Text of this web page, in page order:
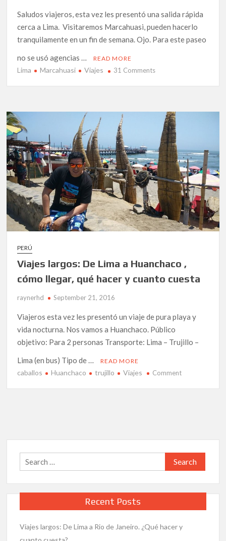
Saludos viajeros, esta vez les presentó una salida rápida
cerca a Lima. Visitaremos Marcahuasi, pueden hacerlo
tranquilamente en un fin de semana. Ojo. Para este paseo
no se usó agencias …
READ MORE
Lima Marcahuasi Viajes 31 Commentson
a
Marcahuasi.
Cómo
llegar?
que
hacer?
cuanto
cuesta?
PERÚ
Viajes largos: De Lima a Huanchaco ,
cómo llegar, qué hacer y cuanto cuesta
raynerhd September 21, 2016
Viajeros esta vez les presentó un viaje de pura playa y
vida nocturna. Nos vamos a Huanchaco. Público
objetivo: Para 2 personas Transporte: Lima – Trujillo –
Lima (en bus) Tipo de …
READ MORE
caballos Huanchaco trujillo Viajes Commenton
Huanchaco
cómo
llegar,
qué
hacer
cuesta
Search
for:
Recent Posts
Viajes largos: De Lima a Rio de Janeiro. ¿Qué hacer y